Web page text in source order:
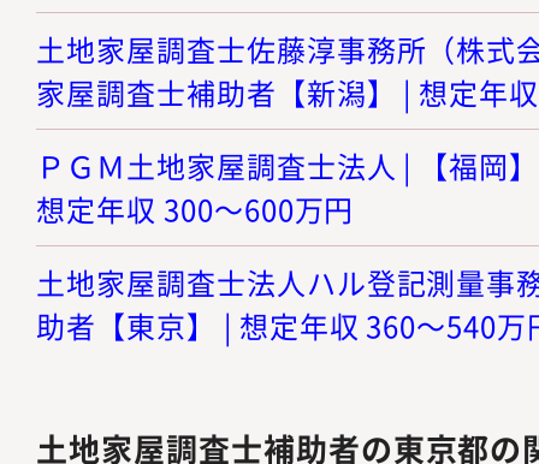
土地家屋調査士佐藤淳事務所（株式
家屋調査士補助者【新潟】 | 想定年
ＰＧＭ土地家屋調査士法人 | 【福岡
想定年収 300～600万円
土地家屋調査士法人ハル登記測量事
助者【東京】 | 想定年収 360～540万
土地家屋調査士補助者の東京都の